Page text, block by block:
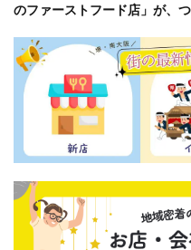
のファーストフード店」が、